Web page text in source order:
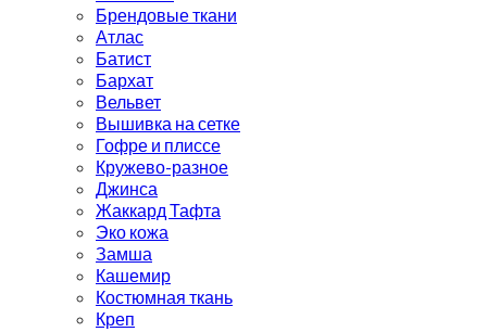
Брендовые ткани
Атлас
Батист
Бархат
Вельвет
Вышивка на сетке
Гофре и плиссе
Кружево-разное
Джинса
Жаккард Тафта
Эко кожа
Замша
Кашемир
Костюмная ткань
Креп